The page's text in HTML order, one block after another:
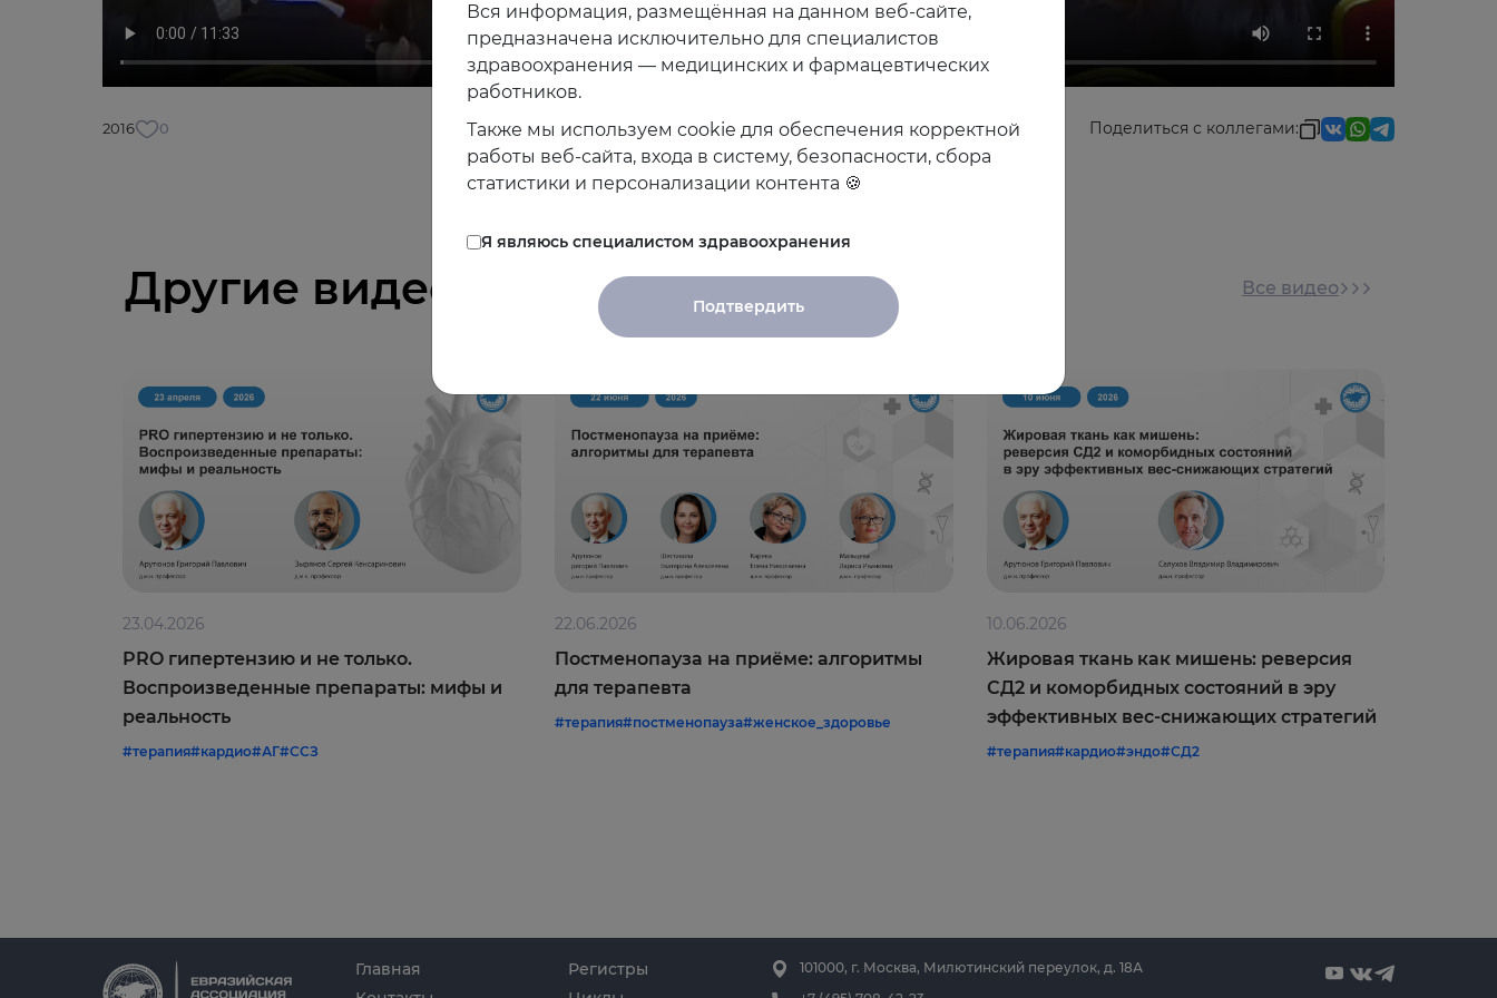
2016 0 Поделиться с коллегами:
Другие видео Все видео
22.06.2026
Постменопауза на приёме: алгоритмы
для терапевта
#терапия#постменопауза#женское_здоровье
10.06.2026
Жировая ткань как мишень: реверсия
СД2 и коморбидных состояний в эру
эффективных вес-снижающих стратегий
#терапия#кардио#эндо#СД2
23.04.2026
PRO гипертензию и не только.
Воспроизведенные препараты: мифы и
реальность
#терапия#кардио#АГ#ССЗ
Главная
Регистры
101000, г. Москва, Милютинский переулок, д. 18А
Вся информация, размещённая на данном веб-сайте,
предназначена исключительно для специалистов
здравоохранения — медицинских и фармацевтических
работников.
Также мы используем cookie для обеспечения корректной
работы веб-сайта, входа в систему, безопасности, сбора
статистики и персонализации контента 🍪
Я являюсь специалистом здравоохранения
Подтвердить